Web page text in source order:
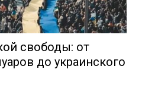
свободы: от
до украинского